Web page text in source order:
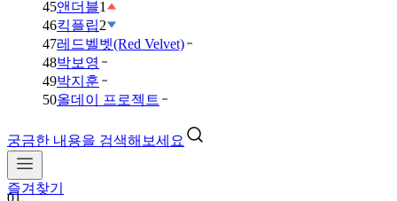
45앤더블1
46킥플립2
47레드벨벳(Red Velvet)
48박보영
49박지훈
50올데이 프로젝트
궁금한 내용을 검색해보세요
즐겨찾기
01